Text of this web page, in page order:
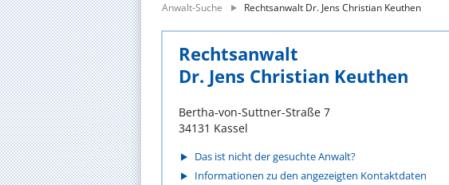
Anwalt-Suche Rechtsanwalt Dr. Jens Christian Keuthen
Rechtsanwalt
Dr. Jens Christian Keuthen
Bertha-von-Suttner-Straße 7
34131 Kassel
Das ist nicht der gesuchte Anwalt?
Informationen zu den angezeigten Kontaktdaten